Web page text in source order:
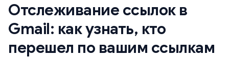
Отслеживание ссылок в
Gmail: как узнать, кто
перешел по вашим ссылкам